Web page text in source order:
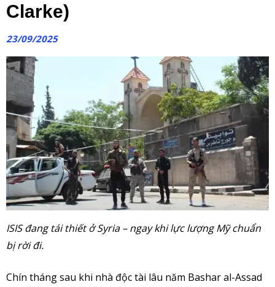
Clarke)
23/09/2025
ISIS đang tái thiết ở Syria – ngay khi lực lượng Mỹ chuẩn
bị rời đi.
Chín tháng sau khi nhà độc tài lâu năm Bashar al-Assad